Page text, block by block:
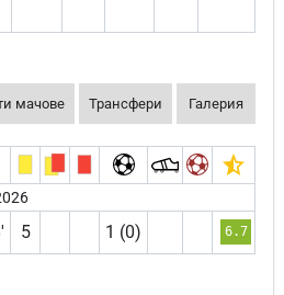
мачове Трансфери Галерия
5 1 (0) 6.7